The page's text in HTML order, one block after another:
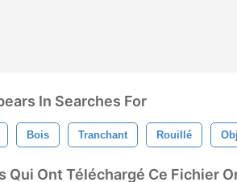
In Searches For
Bois Tranchant Rouillé
Qui Ont Téléchargé Ce Fichier